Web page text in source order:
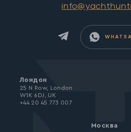
Лондон
25 N Row, London
W1K 6DJ, UK
+44 20 45 773 007
Москва